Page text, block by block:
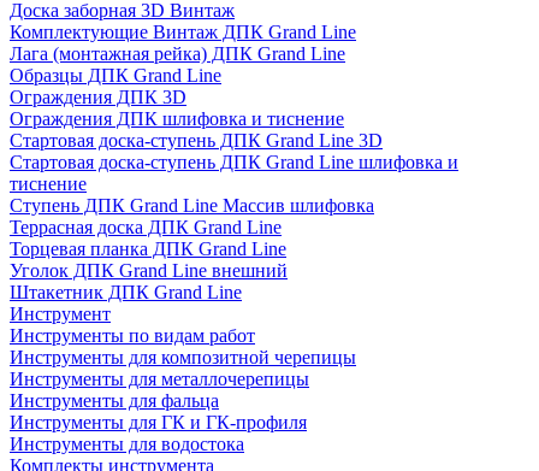
Доска заборная 3D Винтаж
Комплектующие Винтаж ДПК Grand Line
Лага (монтажная рейка) ДПК Grand Line
Образцы ДПК Grand Line
Ограждения ДПК 3D
Ограждения ДПК шлифовка и тиснение
Стартовая доска-ступень ДПК Grand Line 3D
Стартовая доска-ступень ДПК Grand Line шлифовка и
тиснение
Ступень ДПК Grand Line Массив шлифовка
Террасная доска ДПК Grand Line
Торцевая планка ДПК Grand Line
Уголок ДПК Grand Line внешний
Штакетник ДПК Grand Line
Инструмент
Инструменты по видам работ
Инструменты для композитной черепицы
Инструменты для металлочерепицы
Инструменты для фальца
Инструменты для ГК и ГК-профиля
Инструменты для водостока
Комплекты инструмента